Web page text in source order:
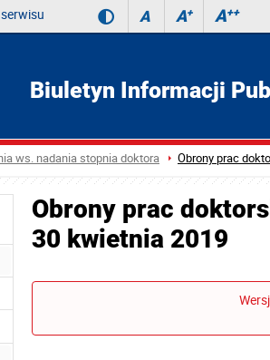
A A+ A++
Biuletyn Informacji
ws. nadania stopnia doktora Obrony prac
Obrony prac
30 kwietnia 2019